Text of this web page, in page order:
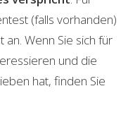
(falls vorhanden)
Wenn Sie sich für
und die
hat, finden Sie